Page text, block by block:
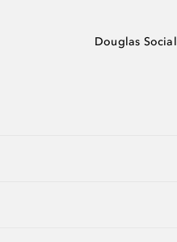
Douglas Social